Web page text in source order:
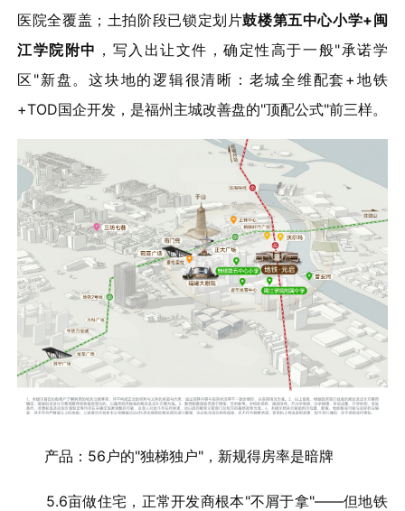
医院全覆盖；土拍阶段已锁定划片鼓楼第五中心小学+闽
江学院附中 ，写入出让文件，确定性高于一般"承诺学
区"新盘。这块地的逻辑很清晰：老城全维配套+地铁
+TOD国企开发，是福州主城改善盘的"顶配公式"前三样。
产品：56户的"独梯独户"，新规得房率是暗牌
5.6亩做住宅，正常开发商根本"不屑于拿"——但地铁